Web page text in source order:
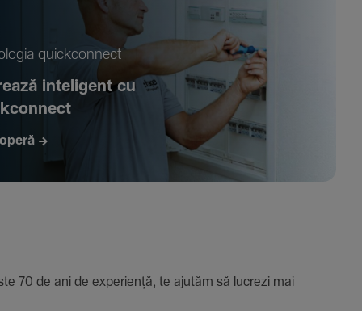
quickconnect
inte­li­gent cu
de ani de expe­riență, te ajutăm să lucrezi mai